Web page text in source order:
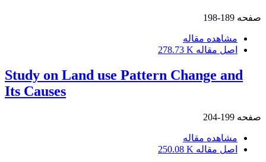
صفحه 189-198
مشاهده مقاله
اصل مقاله 278.73 K
Study on Land use Pattern Change and
Its Causes
صفحه 199-204
مشاهده مقاله
اصل مقاله 250.08 K